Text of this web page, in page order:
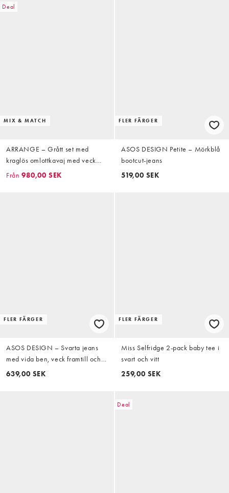
Deal
MIX & MATCH
ARRANGE – Grått set med
kraglös omlottkavaj med veck
och markerad midja, figursydda
Från 980,00 SEK
FLER FÄRGER
ASOS DESIGN Petite – Mörkblå
bootcut-jeans
519,00 SEK
FLER FÄRGER
ASOS DESIGN – Svarta jeans
med vida ben, veck framtill och
skärp
639,00 SEK
FLER FÄRGER
Miss Selfridge 2-pack baby tee i
svart och vitt
259,00 SEK
Deal